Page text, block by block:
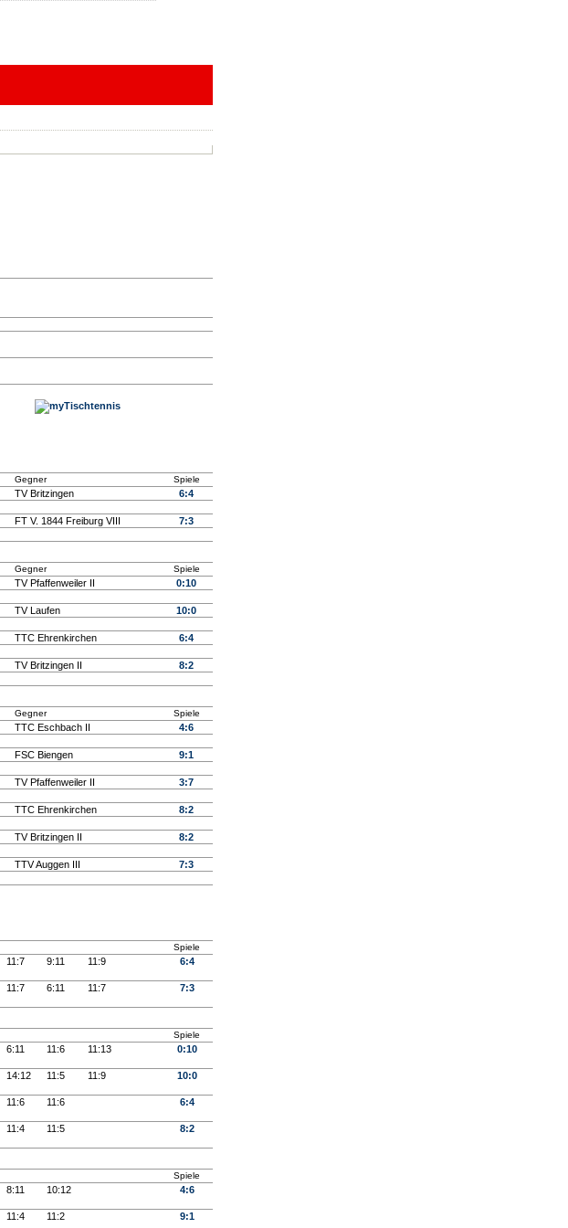
Gegner Spiele
TV Britzingen
6:4
FT V. 1844 Freiburg VIII
7:3
Gegner Spiele
TV Pfaffenweiler II
0:10
TV Laufen
10:0
TTC Ehrenkirchen
6:4
TV Britzingen II
8:2
Gegner Spiele
TTC Eschbach II
4:6
FSC Biengen
9:1
TV Pfaffenweiler II
3:7
TTC Ehrenkirchen
8:2
TV Britzingen II
8:2
TTV Auggen III
7:3
Spiele
11:7 9:11 11:9 6:4
11:7 6:11 11:7 7:3
Spiele
6:11 11:6 11:13 0:10
14:12 11:5 11:9 10:0
11:6 11:6 6:4
11:4 11:5 8:2
Spiele
8:11 10:12 4:6
11:4 11:2 9:1